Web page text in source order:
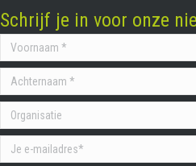
Schrijf je in voor onze